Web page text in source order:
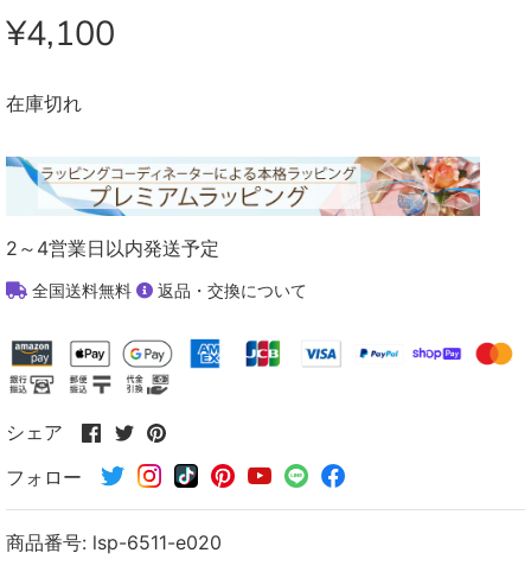
¥4,100
在庫切れ
2～4営業日以内発送予定
全国送料無料 返品・交換について
シェア
Facebook
シ
ェ
す
Twitter
シ
ェ
ア
す
Pinterest
シ
ェ
ア
す
フォロー
商品番号: lsp-6511-e020